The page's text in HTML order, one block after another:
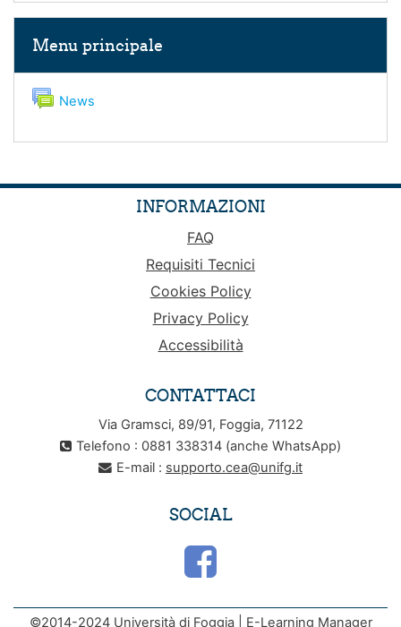
Menu principale
News
INFORMAZIONI
FAQ
Requisiti Tecnici
Cookies Policy
Privacy Policy
Accessibilità
CONTATTACI
Via Gramsci, 89/91, Foggia, 71122
Telefono : 0881 338314 (anche WhatsApp)
E-mail : supporto.cea@unifg.it
SOCIAL
©2014-2024 Università di Foggia | E-Learning Manager